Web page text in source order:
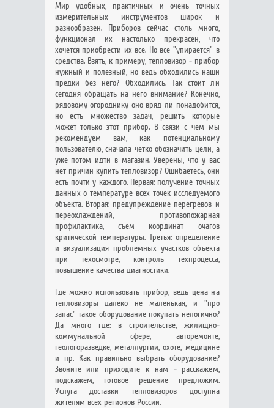
Мир удобных, практичных и очень точных
измерительных инструментов широк и
разнообразен. Приборов сейчас столь много,
функционал их настолько прекрасен, что
хочется приобрести их все. Но все "упирается" в
средства. Взять, к примеру, тепловизор - прибор
нужный и полезный, но ведь обходились наши
предки без него? Обходились. Так стоит ли
сегодня обращать на него внимание? Конечно,
рядовому огороднику оно вряд ли понадобится,
но есть множество задач, решить которые
может только этот прибор. В связи с чем мы
рекомендуем вам, как потенциальному
пользователю, сначала четко обозначить цели, а
уже потом идти в магазин. Уверены, что у вас
нет причин купить тепловизор? Ошибаетесь, они
есть почти у каждого. Первая: получение точных
данных о температуре всех точек исследуемого
объекта. Вторая: предупреждение перегревов и
переохлаждений, противопожарная
профилактика, съем координат очагов
критической температуры. Третья: определение
и визуализация проблемных участков объекта
при техосмотре, контроль техпроцесса,
повышение качества диагностики.
Где можно использовать прибор, ведь цена на
тепловизоры далеко не маленькая, и "про
запас" такое оборудование покупать нелогично?
Да много где: в строительстве, жилищно-
коммунальной сфере, авторемонте,
геологоразведке, металлургии, охоте, медицине
и пр. Как правильно выбрать оборудование?
Звоните или приходите к нам - расскажем,
подскажем, готовое решение предложим.
Услуга доставки тепловизоров доступна
жителям всех регионов России.